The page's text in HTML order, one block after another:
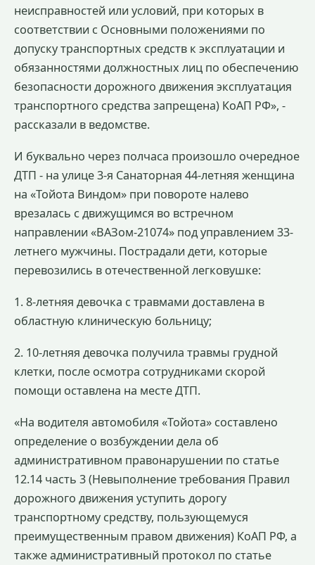
неисправностей или условий, при которых в
соответствии с Основными положениями по
допуску транспортных средств к эксплуатации и
обязанностями должностных лиц по обеспечению
безопасности дорожного движения эксплуатация
транспортного средства запрещена) КоАП РФ», -
рассказали в ведомстве.
И буквально через полчаса произошло очередное
ДТП - на улице 3-я Санаторная 44-летняя женщина
на «Тойота Виндом» при повороте налево
врезалась с движущимся во встречном
направлении «ВАЗом-21074» под управлением 33-
летнего мужчины. Пострадали дети, которые
перевозились в отечественной легковушке:
1. 8-летняя девочка с травмами доставлена в
областную клиническую больницу;
2. 10-летняя девочка получила травмы грудной
клетки, после осмотра сотрудниками скорой
помощи оставлена на месте ДТП.
«На водителя автомобиля «Тойота» составлено
определение о возбуждении дела об
административном правонарушении по статье
12.14 часть 3 (Невыполнение требования Правил
дорожного движения уступить дорогу
транспортному средству, пользующемуся
преимущественным правом движения) КоАП РФ, а
также административный протокол по статье